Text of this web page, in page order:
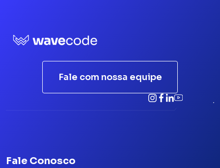
Fale com nossa equipe
Fale Conosco